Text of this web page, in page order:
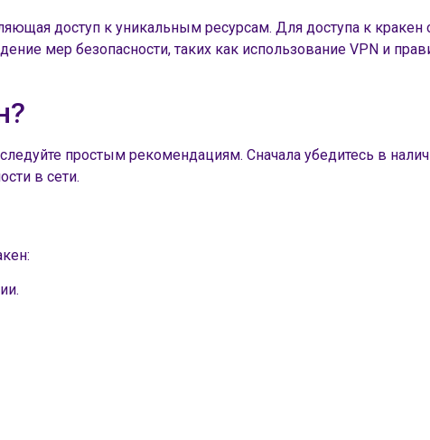
доступ к уникальным ресурсам. Для доступа к
мер безопасности, таких как использование VPN и
простым рекомендациям. Сначала убедитесь в
в сети.